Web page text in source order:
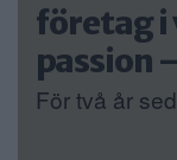
företag i
passion
För två år